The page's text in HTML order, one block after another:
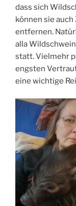
dass sich
können sie
entfernen.
alla
statt. Vielmehr
engsten
eine wichtige